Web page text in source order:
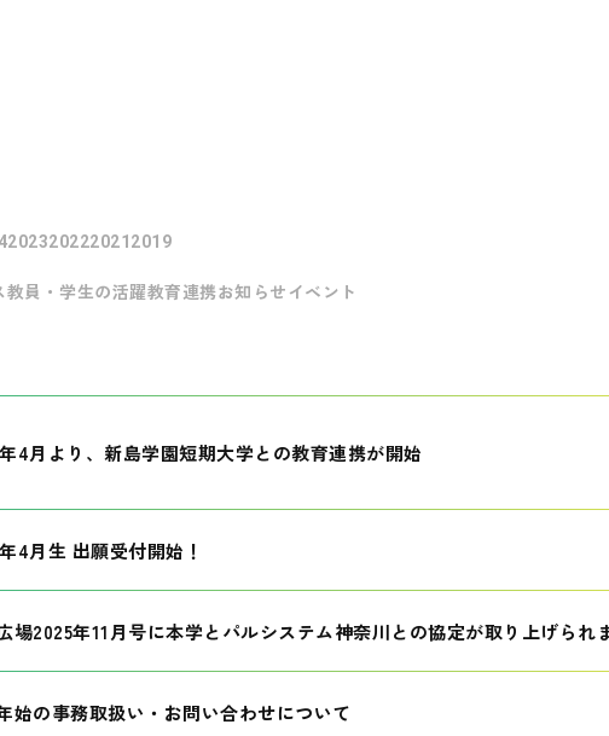
202320222021 2019
教員・学生の活躍教育連携お知らせ イベント
4月より、新島学園短期大学との教育連携が開始
4月生 出願受付開始！
場2025年11月号に本学とパルシステム神奈川との協定が取り上げられ
始の事務取扱い・お問い合わせについて